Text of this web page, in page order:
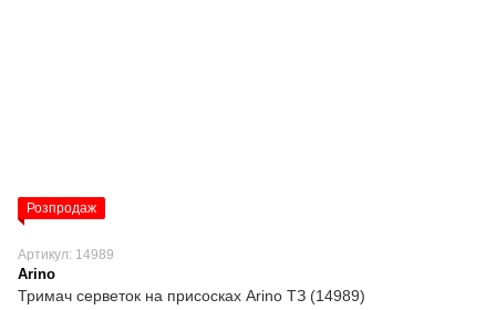
Розпродаж
Артикул: 14989
Arino
Тримач серветок на присосках Arino ТЗ (14989)